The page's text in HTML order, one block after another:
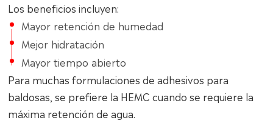
Los beneficios incluyen:
Mayor retención de humedad
Mejor hidratación
Mayor tiempo abierto
Para muchas formulaciones de adhesivos para
baldosas, se prefiere la HEMC cuando se requiere la
máxima retención de agua.